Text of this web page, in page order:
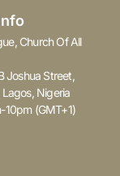
Church Of All
Joshua Street,
Nigeria
10pm (GMT+1)